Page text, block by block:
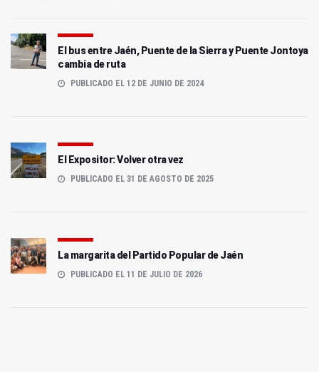
El bus entre Jaén, Puente de la Sierra y Puente Jontoya
cambia de ruta
PUBLICADO EL 12 DE JUNIO DE 2024
El Expositor: Volver otra vez
PUBLICADO EL 31 DE AGOSTO DE 2025
La margarita del Partido Popular de Jaén
PUBLICADO EL 11 DE JULIO DE 2026